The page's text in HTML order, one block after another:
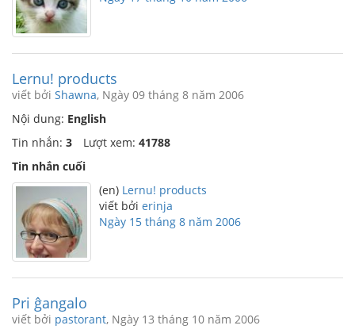
Lernu! products
viết bởi Shawna, Ngày 09 tháng 8 năm 2006
Nội dung: English
Tin nhắn: 3 Lượt xem: 41788
Tin nhắn cuối
(en) Lernu! products
viết bởi erinja
Ngày 15 tháng 8 năm 2006
Pri ĝangalo
viết bởi pastorant, Ngày 13 tháng 10 năm 2006